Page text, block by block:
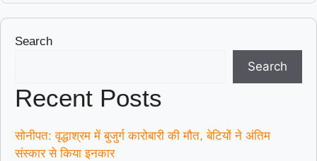
Search
Search
Recent Posts
सोनीपत: वृद्धाश्रम में बुजुर्ग कारोबारी की मौत, बेटियों ने अंतिम
संस्कार से किया इनकार